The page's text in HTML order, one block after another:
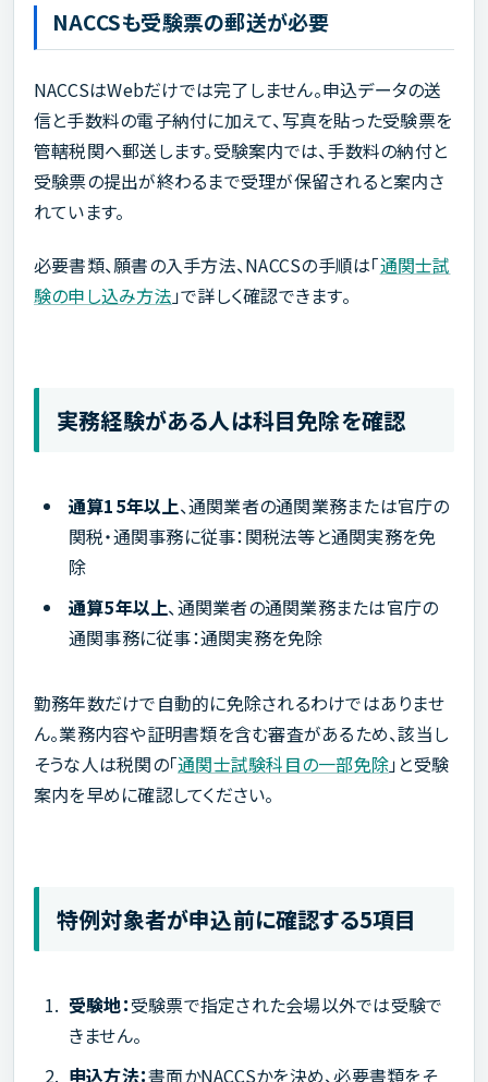
NACCSも受験票の郵送が必要
NACCSはWebだけでは完了しません。申込データの送
信と手数料の電子納付に加えて、写真を貼った受験票を
管轄税関へ郵送します。受験案内では、手数料の納付と
受験票の提出が終わるまで受理が保留されると案内さ
れています。
必要書類、願書の入手方法、NACCSの手順は「通関士試
験の申し込み方法」で詳しく確認できます。
実務経験がある人は科目免除を確認
通算15年以上、通関業者の通関業務または官庁の
関税・通関事務に従事：関税法等と通関実務を免
除
通算5年以上、通関業者の通関業務または官庁の
通関事務に従事：通関実務を免除
勤務年数だけで自動的に免除されるわけではありませ
ん。業務内容や証明書類を含む審査があるため、該当し
そうな人は税関の「通関士試験科目の一部免除」と受験
案内を早めに確認してください。
特例対象者が申込前に確認する5項目
受験地：受験票で指定された会場以外では受験で
きません。
申込方法：書面かNACCSかを決め、必要書類をそ